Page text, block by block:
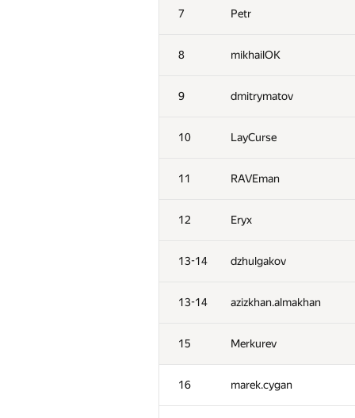
7 Petr
8 mikhailOK
9 dmitrymatov
10 LayCurse
11 RAVEman
12 Eryx
13-14 dzhulgakov
13-14 azizkhan.almakhan
15 Merkurev
16 marek.cygan
№ Մասնակից
tourist
s-quark
vepifanov